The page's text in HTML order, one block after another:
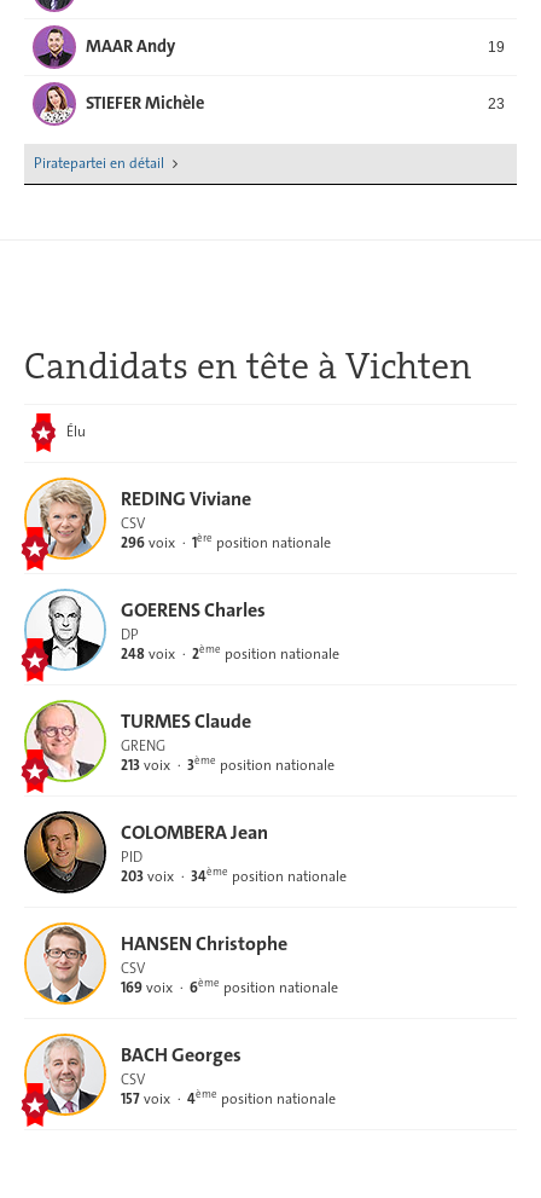
MAAR Andy 19
STIEFER Michèle 23
Piratepartei en détail
Candidats en tête à Vichten
Élu
REDING Viviane
CSV
296voix 1ère position nationale
GOERENS Charles
DP
248voix 2ème position nationale
TURMES Claude
GRENG
213voix 3ème position nationale
COLOMBERA Jean
PID
203voix 34ème position nationale
HANSEN Christophe
CSV
169voix 6ème position nationale
BACH Georges
CSV
157voix 4ème position nationale